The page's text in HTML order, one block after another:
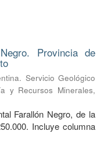
Provincia de
Servicio Geológico
y Recursos Minerales,
Farallón Negro, de la
Incluye columna